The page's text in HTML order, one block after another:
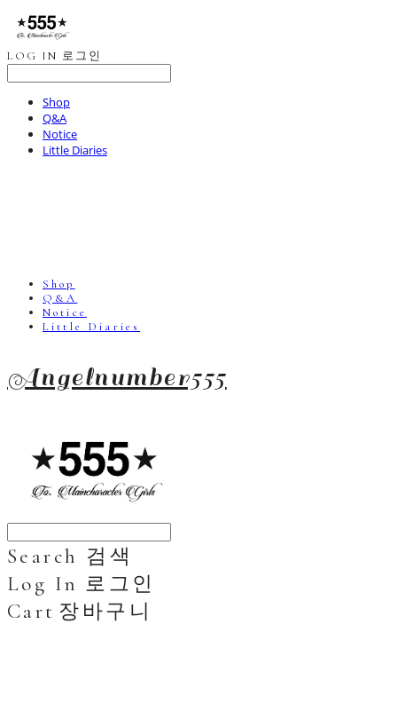
LOG IN 로그인
Shop
Q&A
Notice
Little Diaries
Shop
Q&A
Notice
Little Diaries
Angelnumber555
Search 검색
Log In 로그인
Cart 장바구니